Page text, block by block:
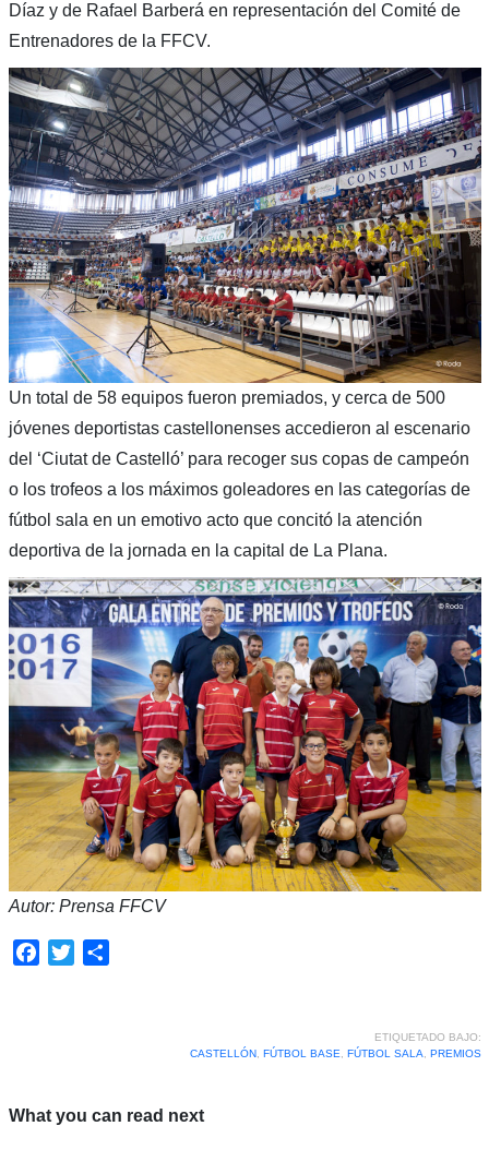
Díaz y de Rafael Barberá en representación del Comité de
Entrenadores de la FFCV.
Un total de 58 equipos fueron premiados, y cerca de 500
jóvenes deportistas castellonenses accedieron al escenario
del ‘Ciutat de Castelló’ para recoger sus copas de campeón
o los trofeos a los máximos goleadores en las categorías de
fútbol sala en un emotivo acto que concitó la atención
deportiva de la jornada en la capital de La Plana.
Autor: Prensa FFCV
Facebook
Twitter
ETIQUETADO BAJO:
CASTELLÓN, FÚTBOL BASE, FÚTBOL SALA, PREMIOS
What you can read next